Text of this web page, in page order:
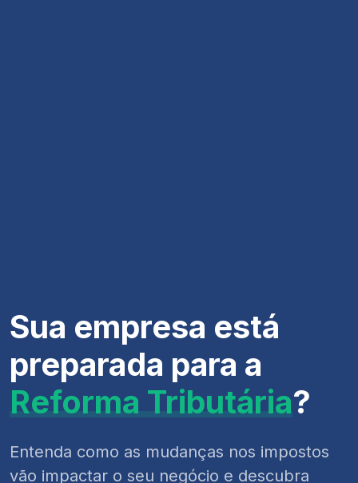
Sua empresa está
preparada para a
Reforma Tributária?
Entenda como as mudanças nos impostos
vão impactar o seu negócio e descubra